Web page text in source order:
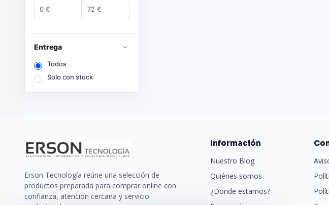
0 € 72 €
Entrega
Todos
Solo con stock
Erson Tecnología reúne una selección de
productos preparada para comprar online con
confianza, atención cercana y servicio
Información
Nuestro Blog
Quiénes somos
¿Donde estamos?